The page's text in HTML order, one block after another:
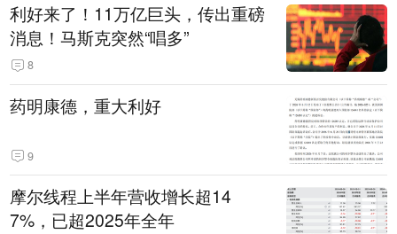
利好来了！11万亿巨头，传出重磅
消息！马斯克突然“唱多”
8
药明康德，重大利好
9
摩尔线程上半年营收增长超14
7%，已超2025年全年